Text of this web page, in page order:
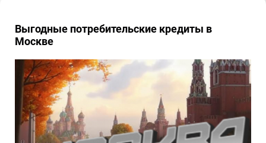
Выгодные потребительские кредиты в
Москве